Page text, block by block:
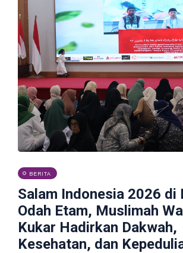
BERITA
Salam Indonesia 2026 di
Odah Etam, Muslimah
Kukar Hadirkan Dakwah,
Kesehatan, dan